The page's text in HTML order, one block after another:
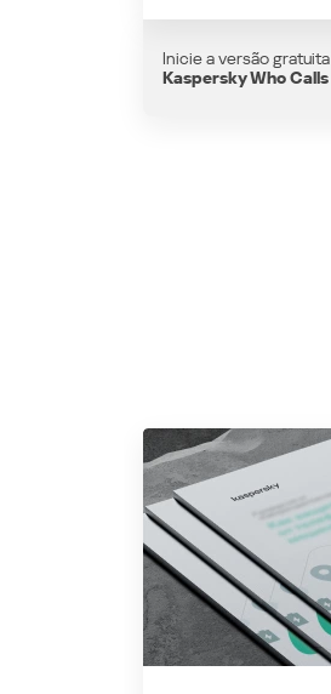
Inicie a versão gratuita
Kaspersky Who Calls